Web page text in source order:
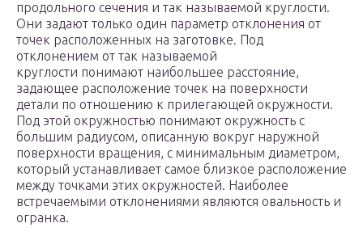
продольного сечения и так называемой круглости.
Они задают только один параметр отклонения от
точек расположенных на заготовке. Под
отклонением от так называемой
круглости понимают наибольшее расстояние,
задающее расположение точек на поверхности
детали по отношению к прилегающей окружности.
Под этой окружностью понимают окружность с
большим радиусом, описанную вокруг наружной
поверхности вращения, с минимальным диаметром,
который устанавливает самое близкое расположение
между точками этих окружностей. Наиболее
встречаемыми отклонениями являются овальность и
огранка.